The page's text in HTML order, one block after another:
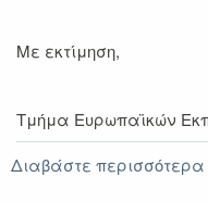
Με εκτίμηση,
Τμήμα Ευρωπαϊκών
Διαβάστε περισσότερα